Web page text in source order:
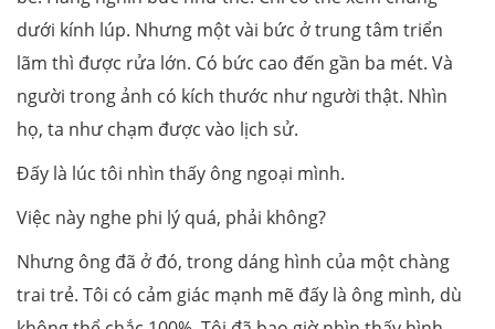
dưới kính lúp. Nhưng một vài bức ở trung tâm triển
lãm thì được rửa lớn. Có bức cao đến gần ba mét. Và
người trong ảnh có kích thước như người thật. Nhìn
họ, ta như chạm được vào lịch sử.
Đấy là lúc tôi nhìn thấy ông ngoại mình.
Việc này nghe phi lý quá, phải không?
Nhưng ông đã ở đó, trong dáng hình của một chàng
trai trẻ. Tôi có cảm giác mạnh mẽ đấy là ông mình, dù